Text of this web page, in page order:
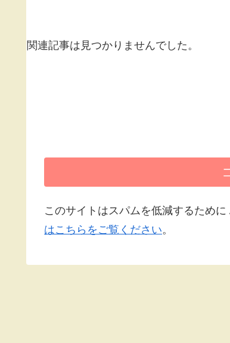
関連記事は見つかりませんでした。
このサイトはスパムを低減するために
はこちらをご覧ください。